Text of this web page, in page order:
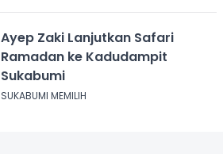
Ayep Zaki Lanjutkan Safari
Ramadan ke Kadudampit
Sukabumi
SUKABUMI MEMILIH